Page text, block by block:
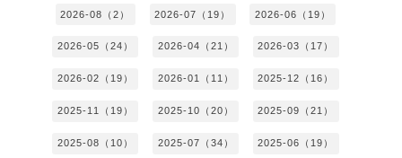
2026-08（2） 2026-07（19） 2026-06（19）
2026-05（24） 2026-04（21） 2026-03（17）
2026-02（19） 2026-01（11） 2025-12（16）
2025-11（19） 2025-10（20） 2025-09（21）
2025-08（10） 2025-07（34） 2025-06（19）